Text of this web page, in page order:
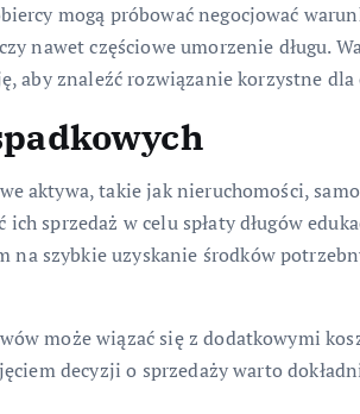
mogą próbować negocjować
nawet częściowe umorzenie długu.
aby znaleźć rozwiązanie korzystne
aktywa, takie jak nieruchomości,
sprzedaż w celu spłaty długów
na szybkie uzyskanie środków
może wiązać się z dodatkowymi
decyzji o sprzedaży warto